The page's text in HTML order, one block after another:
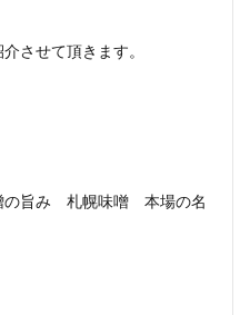
させて頂きます。
旨み 札幌味噌 本場の名